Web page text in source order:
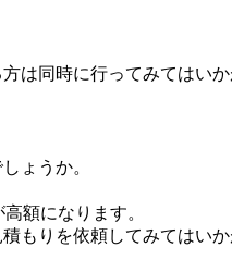
は同時に行ってみてはいか
ょうか。
額になります。
もりを依頼してみてはいか